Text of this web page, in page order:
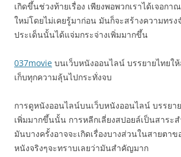
เกิดขึ้นช่วงท้ายเรื่อง เพียงพอพวกเราได้เจอก
ใหม่โดยไม่เคยรู้มาก่อน มันก็จะสร้างความทร
ประเด็นนั้นได้แจ่มกระจ่างเพิ่มมากขึ้น
037movie บนเว็บหนังออนไลน์ บรรยายไทยใ
เก็บทุกความลุ้นไปกระทั่งจบ
การดูหนังออนไลน์บนเว็บหนังออนไลน์ บรรย
เพิ่มมากขึ้นนั้น การหลีกเลี่ยงสปอยล์เป็นสาระ
มันบางครั้งอาจจะเกิดเรื่องบางส่วนในสายตา
หนังจริงๆจะทราบเลยว่ามันสำคัญมาก